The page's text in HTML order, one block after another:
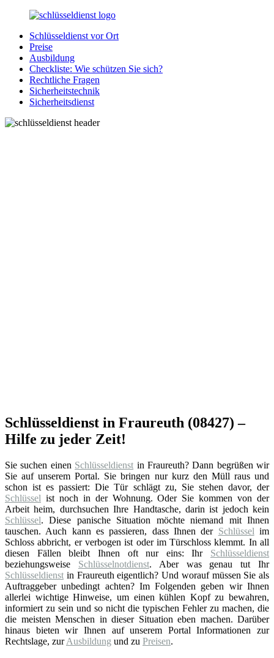
Zurück
Inhalt
SchluesseldienstDirekt.de
Ihre
Notlage
wird
gelöst!
Schlüsseldienst vor Ort
Preise
Ausbildung
Checkliste: Wie schützen Sie sich?
Rechtliche Fragen
Sicherheitstechnik
Sicherheitsdienst
Schlüsseldienst in Fraureuth (08427) –
Hilfe zu jeder Zeit!
Sie suchen einen Schlüsseldienst in Fraureuth? Dann begrüßen wir
Sie auf unserem Portal. Sie bringen nur kurz den Müll raus und
schon ist es passiert: Die Tür schlägt zu, Sie stehen davor, der
Schlüssel ist noch in der Wohnung. Oder Sie kommen von der
Arbeit heim, durchsuchen Ihre Handtasche, darin ist jedoch kein
Schlüssel. Diese panische Situation möchte niemand mit Ihnen
tauschen. Auch kann es passieren, dass Ihnen der Schlüssel im
Schloss abbricht, er verbogen ist oder im Türschloss klemmt. In all
diesen Fällen bleibt Ihnen oft nur eins: Ihr Schlüsseldienst
beziehungsweise Schlüsselnotdienst. Aber was genau tut Ihr
Schlüsseldienst in Fraureuth eigentlich? Und worauf müssen Sie als
Auftraggeber unbedingt achten? Im Folgenden geben wir Ihnen
allerlei wichtige Hinweise, um einen kühlen Kopf zu bewahren,
informiert zu sein und so nicht die typischen Fehler zu machen, die
die meisten Menschen in dieser Situation eben machen. Darüber
hinaus bieten wir Ihnen auf unserem Portal Informationen zur
Rechtslage, zurAusbildung und zu Preisen.